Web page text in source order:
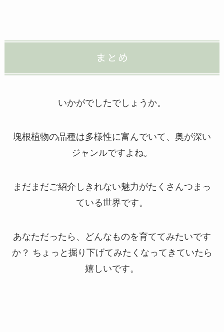
まとめ
いかがでしたでしょうか。
塊根植物の品種は多様性に富んでいて、奥が深い
ジャンルですよね。
まだまだご紹介しきれない魅力がたくさんつまっ
ている世界です。
あなただったら、どんなものを育ててみたいです
か？ ちょっと掘り下げてみたくなってきていたら
嬉しいです。